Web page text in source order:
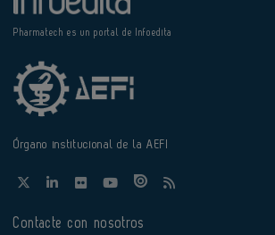
Pharmatech es un portal de Infoedita
Órgano institucional de la AEFI
Contacte con nosotros